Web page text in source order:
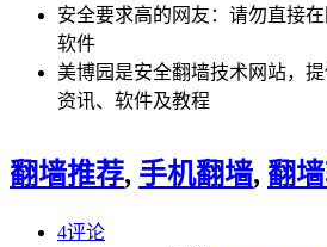
安全要求高的网友：请勿直接
软件
美博园是安全翻墙技术网站，
资讯、软件及教程
翻墙推荐, 手机翻墙, 翻
4评论